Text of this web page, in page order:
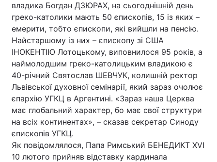
Здоров'я
Цікавинки Погода
Екологія Регіони
Лонгріди
Відео з Youtube Статті
Інтерв'ю Думки
Архів Вакансії
владика Богдан ДЗЮРАХ, на сьогоднішній день
греко-католики мають 50 єпископів, 15 із яких –
емерити, тобто єпископи, які вийшли на пенсію.
Найстаршому із них – єпископу зі США
ІНОКЕНТІЮ Лотоцькому, виповнилося 95 років, а
наймолодшим греко-католицьким владикою є
40-річний Святослав ШЕВЧУК, колишній ректор
Львівської духовної семінарії, який зараз очолює
єпархію УГКЦ в Аргентині. «Зараз наша Церква
має глобальний характер, бо має свої структури
на всіх континентах», – сказав секретар Синоду
єпископів УГКЦ.
Як повідомлялося, Папа Римський БЕНЕДИКТ XVI
10 лютого прийняв відставку кардинала